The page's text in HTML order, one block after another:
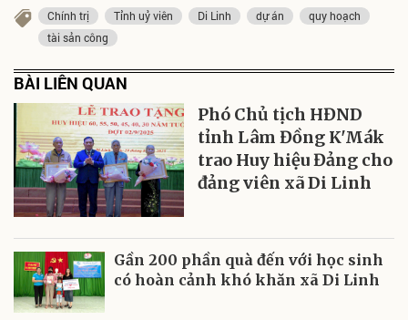
Chính trị Tỉnh uỷ viên Di Linh dự án
quy hoạch
tài sản công
BÀI LIÊN QUAN
Phó Chủ tịch HĐND
tỉnh Lâm Đồng K'Mák
trao Huy hiệu Đảng cho
đảng viên xã Di Linh
Gần 200 phần quà đến với học sinh
có hoàn cảnh khó khăn xã Di Linh